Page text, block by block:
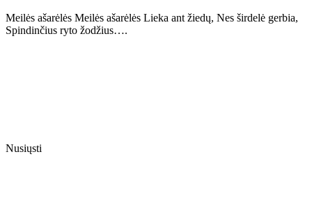
Meilės ašarėlės Meilės ašarėlės Lieka ant žiedų, Nes širdelė gerbia,
Spindinčius ryto žodžius….
Nusiųsti